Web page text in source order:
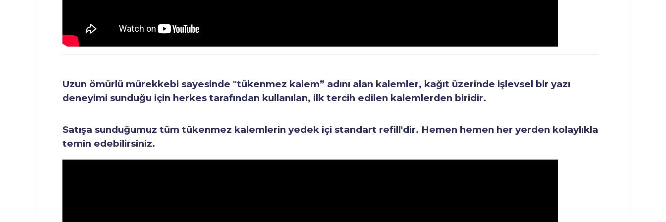
Uzun ömürlü mürekkebi sayesinde "tükenmez kalem” adını alan kalemler, kağıt üzerinde işlevsel bir yazı
deneyimi sunduğu için herkes tarafından kullanılan, ilk tercih edilen kalemlerden biridir.
Satışa sunduğumuz tüm tükenmez kalemlerin yedek içi standart refill'dir. Hemen hemen her yerden kolaylıkla
temin edebilirsiniz.